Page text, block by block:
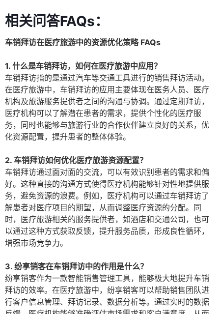
相关问答FAQs：
车销拜访在医疗旅游中的资源优化策略 FAQs
1. 什么是车销拜访，如何在医疗旅游中应用？
车销拜访指的是通过汽车等交通工具进行的销售拜访活动。
在医疗旅游中，车销拜访的应用主要体现在医务人员、医疗
机构及旅游服务提供者之间的沟通与协调。通过定期拜访，
医疗机构可以了解潜在患者的需求，提供个性化的医疗服
务，同时也能够与旅游行业的合作伙伴建立良好的关系，优
化资源配置，提升患者的整体体验。
2. 车销拜访如何优化医疗旅游资源配置？
车销拜访通过面对面的交流，可以有效识别患者的需求和偏
好。这种直接的沟通方式使得医疗机构能够针对性地提供服
务，避免资源的浪费。例如，医疗机构可以通过车销拜访了
解患者对医疗项目的期望，从而调整医疗资源的分配。同
时，医疗旅游相关的服务提供者，如酒店和交通公司，也可
以通过这种方式获取反馈，提升服务品质，形成良性循环，
增强市场竞争力。
3. 纷享销客在车销拜访中的作用是什么？
纷享销客作为一款智能销售管理工具，能够极大地提升车销
拜访的效率。在医疗旅游中，纷享销客可以帮助销售团队进
行客户信息管理、拜访记录、数据分析等。通过实时的数据